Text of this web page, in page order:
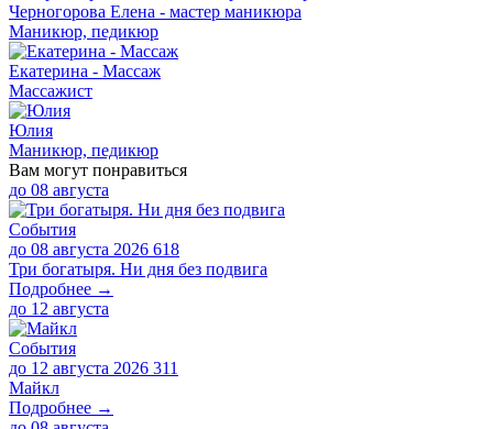
Черногорова Елена - мастер маникюра
Маникюр, педикюр
Екатерина - Массаж
Массажист
Юлия
Маникюр, педикюр
Вам могут понравиться
до 08 августа
События
до 08 августа 2026 618
Три богатыря. Ни дня без подвига
Подробнее →
до 12 августа
События
до 12 августа 2026 311
Майкл
Подробнее →